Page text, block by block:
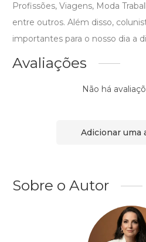
Profissões, Viagens, Moda
entre outros. Além disso,
importantes para o nosso dia a
Avaliações
Não há
Adicionar uma
Sobre o Autor